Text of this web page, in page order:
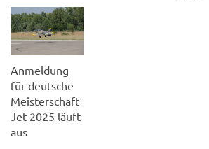
Anmeldung
für deutsche
Meisterschaft
Jet 2025 läuft
aus